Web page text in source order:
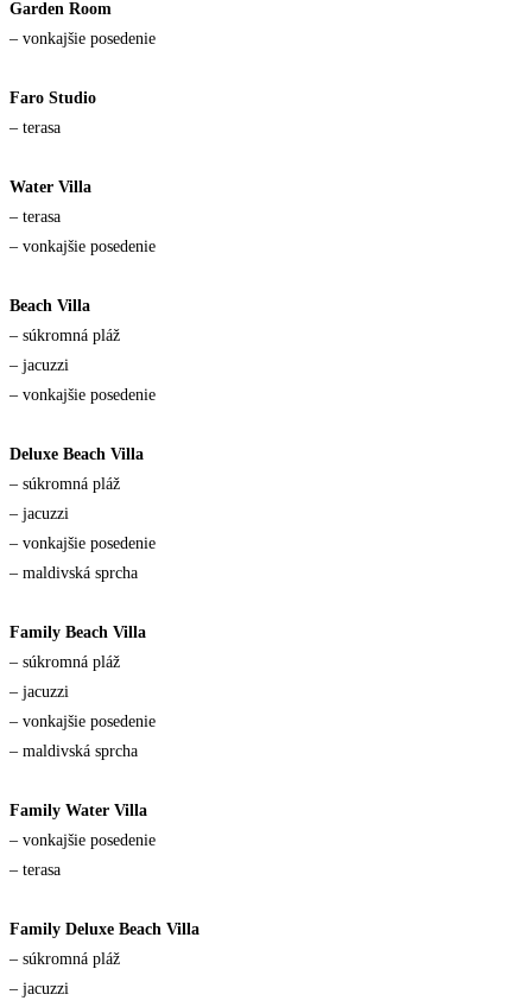
Garden Room
– vonkajšie posedenie
Faro Studio
– terasa
Water Villa
– terasa
– vonkajšie posedenie
Beach Villa
– súkromná pláž
– jacuzzi
– vonkajšie posedenie
Deluxe Beach Villa
– súkromná pláž
– jacuzzi
– vonkajšie posedenie
– maldivská sprcha
Family Beach Villa
– súkromná pláž
– jacuzzi
– vonkajšie posedenie
– maldivská sprcha
Family Water Villa
– vonkajšie posedenie
– terasa
Family Deluxe Beach Villa
– súkromná pláž
– jacuzzi